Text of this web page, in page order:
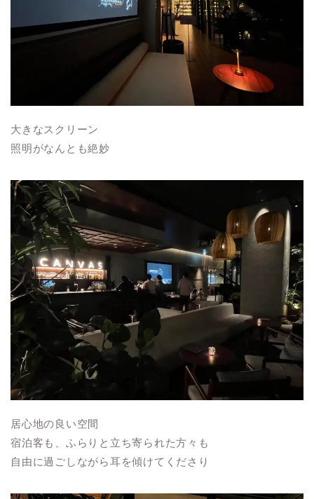
大きなスクリーン
照明がなんとも絶妙
居心地の良い空間
宿泊客も、ふらりと立ち寄られた方々も
自由に過ごしながら耳を傾けてくださり